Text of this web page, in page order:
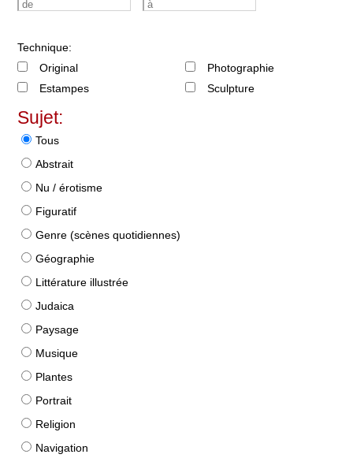
Technique:
Original
Estampes
Photographie
Sculpture
Sujet:
Tous
Abstrait
Nu / érotisme
Figuratif
Genre (scènes quotidiennes)
Géographie
Littérature illustrée
Judaica
Paysage
Musique
Plantes
Portrait
Religion
Navigation